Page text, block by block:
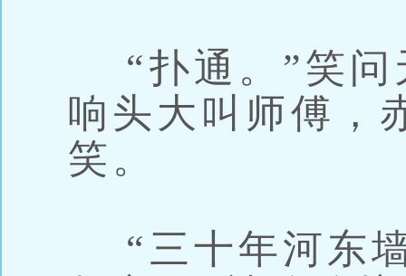
“扑通。”笑问
响头大叫师傅，
笑。
“三十年河东